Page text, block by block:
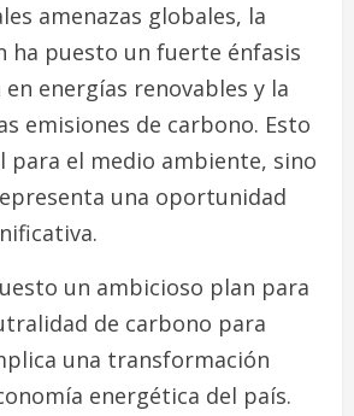
amenazas globales, la
ha puesto un fuerte énfasis
energías renovables y la
emisiones de carbono. Esto
para el medio ambiente, sino
una oportunidad
un ambicioso plan para
de carbono para
una transformación
energética del país.